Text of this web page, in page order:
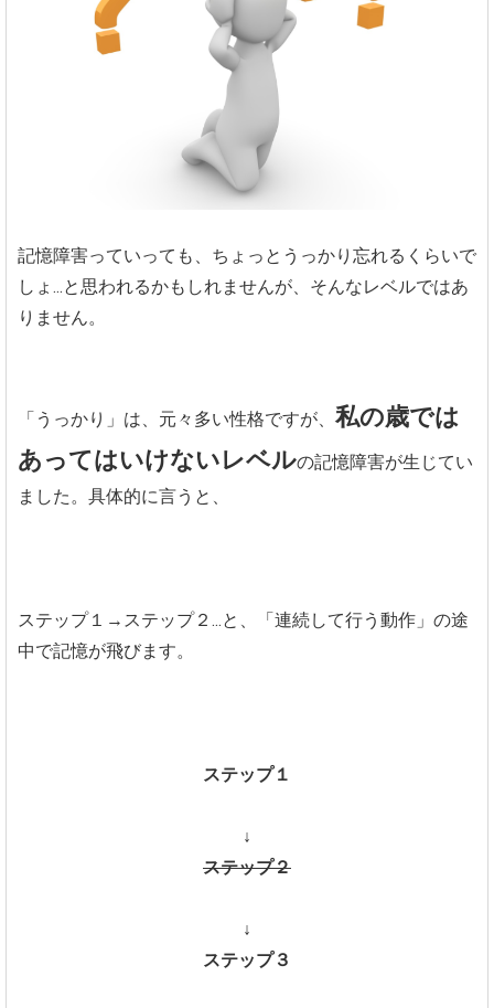
記憶障害っていっても、ちょっとうっかり忘れるくらいで
しょ...と思われるかもしれませんが、そんなレベルではあ
りません。
「うっかり」は、元々多い性格ですが、 私の歳では
あってはいけないレベルの記憶障害が生じてい
ました。具体的に言うと、
ステップ１→ステップ２...と、「連続して行う動作」の途
中で記憶が飛びます。
ステップ１
↓
ステップ２
↓
ステップ３